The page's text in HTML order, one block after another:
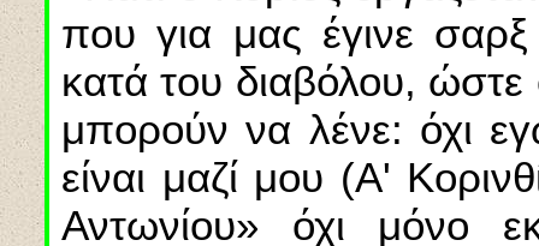
που για μας έγινε
κατά του διαβόλου,
μπορούν να λένε: όχι
είναι μαζί μου (Α'
Αντωνίου» όχι μόνο